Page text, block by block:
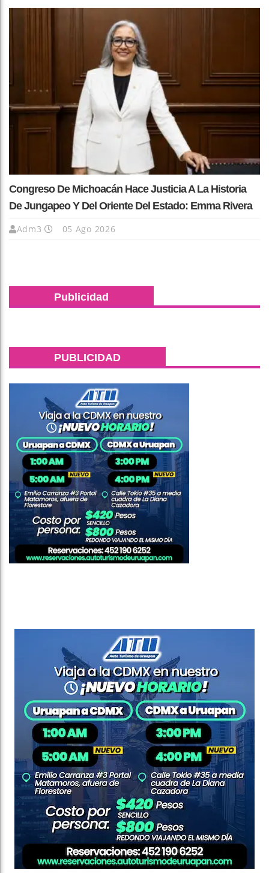
Congreso De Michoacán Hace Justicia A La Historia
De Jungapeo Y Del Oriente Del Estado: Emma Rivera
Adm3 05 Ago 2026
Publicidad
PUBLICIDAD